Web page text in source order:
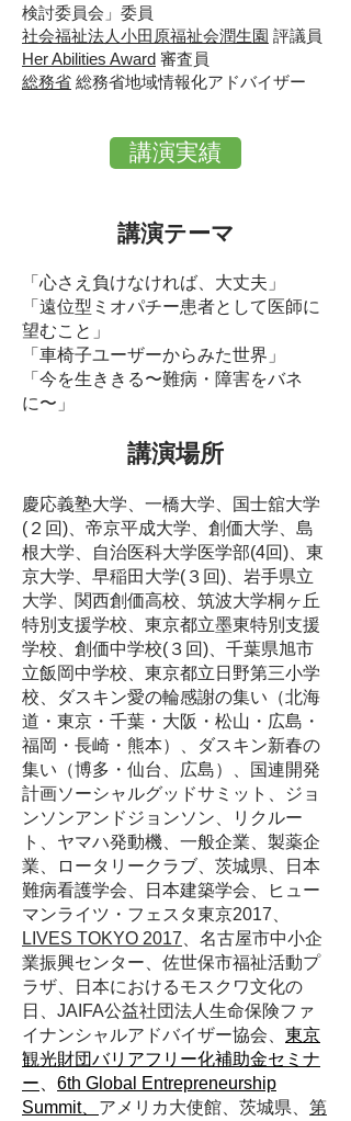
検討委員会」委員
社会福祉法人小田原福祉会潤生園 評議員
Her Abilities Award 審査員
総務省 総務省地域情報化アドバイザー
講演実績
講演テーマ
「心さえ負けなければ、大丈夫」
「遠位型ミオパチー患者として医師に
望むこと」
「車椅子ユーザーからみた世界」
「今を生ききる〜難病・障害をバネ
に〜」
講演場所
慶応義塾大学、一橋大学、国士舘大学
(２回)、帝京平成大学、創価大学、島
根大学、自治医科大学医学部(4回)、東
京大学、早稲田大学(３回)、岩手県立
大学、関西創価高校、筑波大学桐ヶ丘
特別支援学校、東京都立墨東特別支援
学校、創価中学校(３回)、千葉県旭市
立飯岡中学校、東京都立日野第三小学
校、ダスキン愛の輪感謝の集い（北海
道・東京・千葉・大阪・松山・広島・
福岡・長崎・熊本）、ダスキン新春の
集い（博多・仙台、広島）、国連開発
計画ソーシャルグッドサミット、​ジョ
ンソンアンドジョンソン、リクルー
ト、ヤマハ発動機、一般企業、製薬企
業、ロータリークラブ、茨城県、日本
難病看護学会、日本建築学会、​
ヒュー
マンライツ・フェスタ東京2017、
LIVES TOKYO 2017
名古屋市中小企
業振興センター、佐世保市福祉活動プ
ラザ、日本におけるモスクワ文化の
日、JAIFA公益社団法人生命保険ファ
イナンシャルアドバイザー協会、 東京
観光財団バリアフリー化補助金セミナ
ー
6th Global Entrepreneurship
Summit、 アメリカ大使館、茨城県、 第